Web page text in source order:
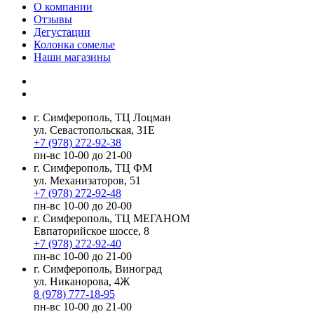
О компании
Отзывы
Дегустации
Колонка сомелье
Наши магазины
г. Симферополь, ТЦ Лоцман
ул. Севастопольская, 31Е
+7 (978) 272-92-38
пн-вс 10-00 до 21-00
г. Симферополь, ТЦ ФМ
ул. Механизаторов, 51
+7 (978) 272-92-48
пн-вс 10-00 до 20-00
г. Симферополь, ТЦ МЕГАНОМ
Евпаторийское шоссе, 8
+7 (978) 272-92-40
пн-вс 10-00 до 21-00
г. Симферополь, Виноград
ул. Никанорова, 4Ж
8 (978) 777-18-95
пн-вс 10-00 до 21-00